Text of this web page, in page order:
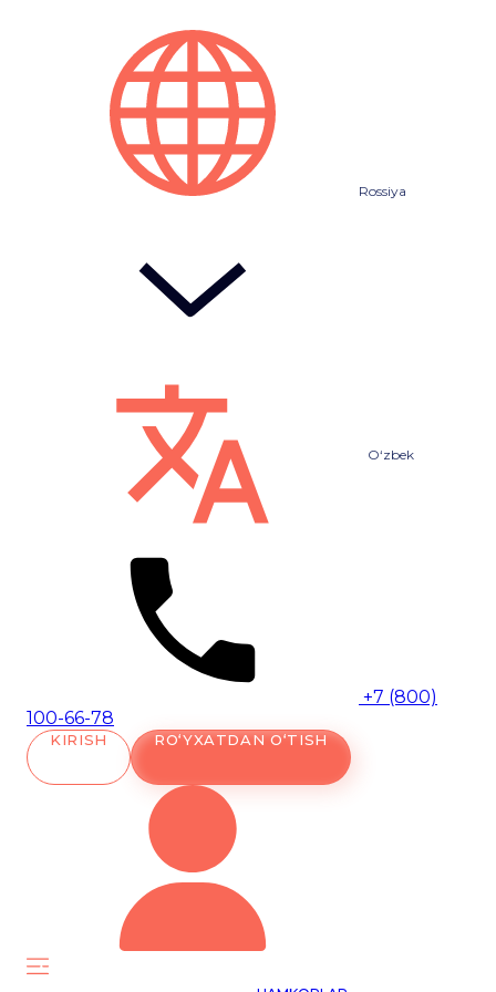
Rossiya
O‘zbek
+7 (800)
100-66-78
KIRISH RO‘YXATDAN O‘TISH